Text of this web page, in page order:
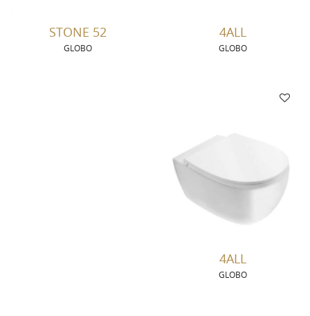
4ALL
GLOBO
STONE 52
GLOBO
4ALL
GLOBO